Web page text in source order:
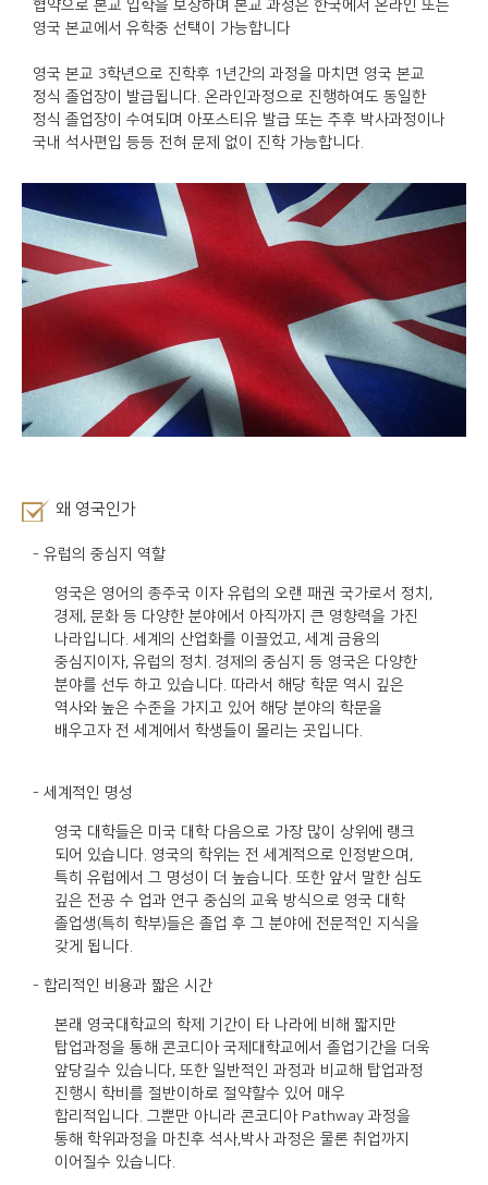
협약으로 본교 입학을 보장하며 본교 과정은 한국에서 온라인 또는
영국 본교에서 유학중 선택이 가능합니다
영국 본교 3학년으로 진학후 1년간의 과정을 마치면 영국 본교
정식 졸업장이 발급됩니다. 온라인과정으로 진행하여도 동일한
정식 졸업장이 수여되며 아포스티유 발급 또는 추후 박사과정이나
국내 석사편입 등등 전혀 문제 없이 진학 가능합니다.
왜 영국인가
- 유럽의 중심지 역할
영국은 영어의 종주국 이자 유럽의 오랜 패권 국가로서 정치,
경제, 문화 등 다양한 분야에서 아직까지 큰 영향력을 가진
나라입니다. 세계의 산업화를 이끌었고, 세계 금융의
중심지이자, 유럽의 정치. 경제의 중심지 등 영국은 다양한
분야를 선두 하고 있습니다. 따라서 해당 학문 역시 깊은
역사와 높은 수준을 가지고 있어 해당 분야의 학문을
배우고자 전 세계에서 학생들이 몰리는 곳입니다.
- 세계적인 명성
영국 대학들은 미국 대학 다음으로 가장 많이 상위에 랭크
되어 있습니다. 영국의 학위는 전 세계적으로 인정받으며,
특히 유럽에서 그 명성이 더 높습니다. 또한 앞서 말한 심도
깊은 전공 수 업과 연구 중심의 교육 방식으로 영국 대학
졸업생(특히 학부)들은 졸업 후 그 분야에 전문적인 지식을
갖게 됩니다.
- 합리적인 비용과 짧은 시간
본래 영국대학교의 학제 기간이 타 나라에 비해 짧지만
탑업과정을 통해 콘코디아 국제대학교에서 졸업기간을 더욱
앞당길수 있습니다, 또한 일반적인 과정과 비교해 탑업과정
진행시 학비를 절반이하로 절약할수 있어 매우
합리적입니다. 그뿐만 아니라 콘코디아 Pathway 과정을
통해 학위과정을 마친후 석사,박사 과정은 물론 취업까지
이어질수 있습니다.